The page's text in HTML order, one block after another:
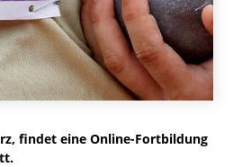
findet eine Online-Fortbildung